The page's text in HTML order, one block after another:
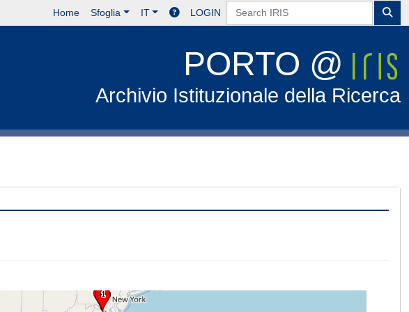
Home Sfoglia IT LOGIN
PORTO @
Archivio Istituzionale della Ricerca